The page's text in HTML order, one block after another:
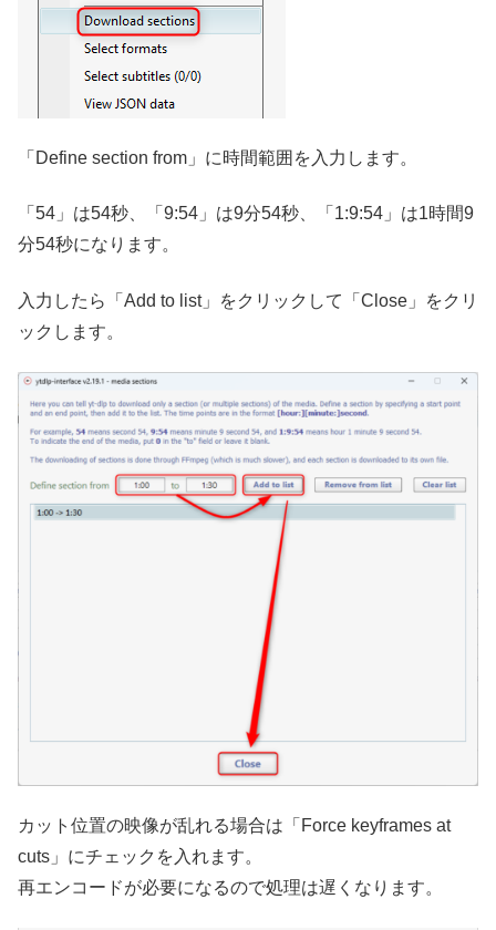
「Define section from」に時間範囲を入力します。
「54」は54秒、「9:54」は9分54秒、「1:9:54」は1時間9
分54秒になります。
入力したら「Add to list」をクリックして「Close」をクリ
ックします。
カット位置の映像が乱れる場合は「Force keyframes at
cuts」にチェックを入れます。
再エンコードが必要になるので処理は遅くなります。